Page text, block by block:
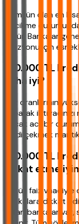
Mümkün olan en
Gecikme
görür. Bankalar
revizyonu için
100.000 TL
daha iyi?
Faiz oranlarının
yaparak
Ancak acil bir
kredi çekmek
100.000 TL
dikkat
Düşük faiz
bankalara dikkat
tutan bankalar